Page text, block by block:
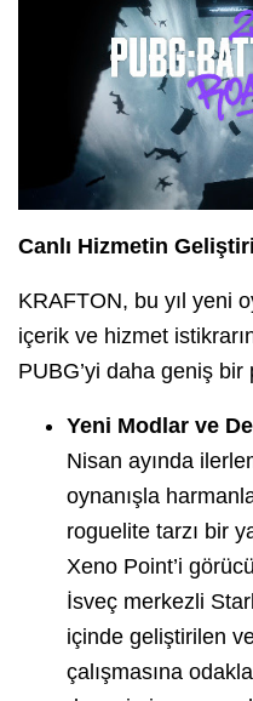
Canlı Hizmetin
KRAFTON, bu yıl yeni
içerik ve hizmet
PUBG’yi daha geniş bir
Yeni Modlar ve
Nisan ayında
oynanışla
roguelite tarzı bir
Xeno Point’i
İsveç merkezli
içinde geliştirilen
çalışmasına